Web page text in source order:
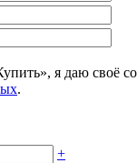
я даю своё
.
+